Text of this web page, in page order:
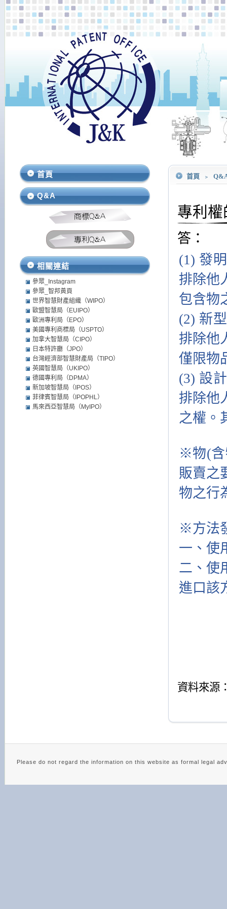
首頁 ﹥
專利
答：
(1) 發
排除他
包含物
(2) 新
排除他
僅限物
(3) 設
排除他
之權。
※物(含
販賣之
物之行
※方法
一、使
二、使
進口該
資料來源
首頁
Q&A
相關連結
參眾_Instagram
參眾_智邦黃頁
世界智慧財產組織（WIPO）
歐盟智慧局（EUIPO）
歐洲專利局（EPO）
美國專利商標局（USPTO）
加拿大智慧局（CIPO）
日本特許廳（JPO）
台灣經濟部智慧財產局（TIPO）
英國智慧局（UKIPO）
德國專利局（DPMA）
新加坡智慧局（IPOS）
菲律賓智慧局（IPOPHL）
馬來西亞智慧局（MyIPO）
Please do not regard the information on this website as formal legal